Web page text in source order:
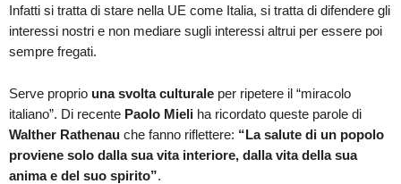
Infatti si tratta di stare nella UE come Italia, si tratta di difendere gli
interessi nostri e non mediare sugli interessi altrui per essere poi
sempre fregati.
Serve proprio una svolta culturale per ripetere il “miracolo
italiano”. Di recente Paolo Mieli ha ricordato queste parole di
Walther Rathenau che fanno riflettere: “La salute di un popolo
proviene solo dalla sua vita interiore, dalla vita della sua
anima e del suo spirito”.